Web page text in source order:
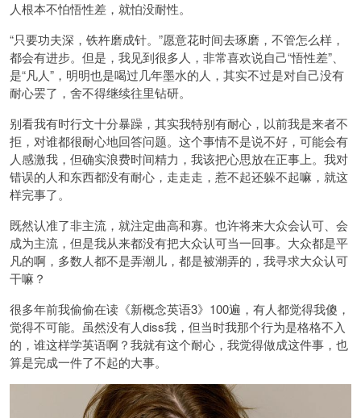
人根本不怕悟性差，就怕没耐性。
“只要功夫深，铁杵磨成针。”愿意花时间去琢磨，不管怎么样，
都会有进步。但是，我见到很多人，非常喜欢说自己“悟性差”、
是“凡人”，明明也是喝过几年墨水的人，其实不过是对自己没有
耐心罢了，舍不得继续往里钻研。
别看我有时行文十分暴躁，其实我特别有耐心，以前我是来者不
拒，对谁都很耐心地回答问题。这个事情不是说不好，可能会有
人感激我，但确实浪费时间精力，我该把心思放在正事上。我对
错误的人和东西都没有耐心，走走走，惹不起还躲不起嘛，就这
样完事了。
既然认准了非主流，就注定曲高和寡。也许将来大众会认可、会
成为主流，但是我从来都没有把大众认可当一回事。大众都是平
凡的啊，多数人都不是弄潮儿，都是被潮弄的，我寻求大众认可
干嘛？
很多年前我偷偷在读《新概念英语3》100遍，有人都觉得我傻，
觉得不可能。虽然没有人diss我，但当时我那个行为是格格不入
的，谁这样学英语啊？我就有这个耐心，我觉得做成这件事，也
算是完成一件了不起的大事。